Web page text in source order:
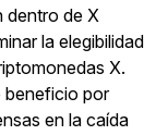
dentro de X
la elegibilidad
X.
beneficio por
en la caída